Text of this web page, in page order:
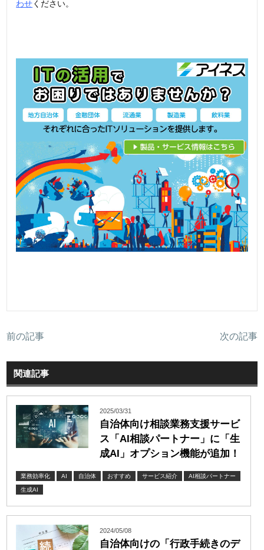
わせください。
前の記事 次の記事
関連記事
2025/03/31
自治体向け相談業務支援サービ
ス「AI相談パートナー」に「生
成AI」オプション機能が追加！
業務効率化 AI 自治体 おすすめ サービス紹介 AI相談パートナー
生成AI
2024/05/08
自治体向けの「行政手続きのデ